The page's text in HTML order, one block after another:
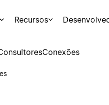
Recursos
Conexões